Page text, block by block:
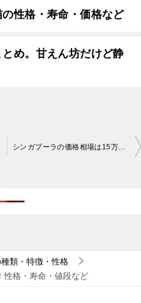
の性格・寿命・価格など
め。甘えん坊だけど静
シンガプーラの価格相場は15万円から。30万円以上するシンガプーラも
類・特徴・性格
性格・寿命・値段など